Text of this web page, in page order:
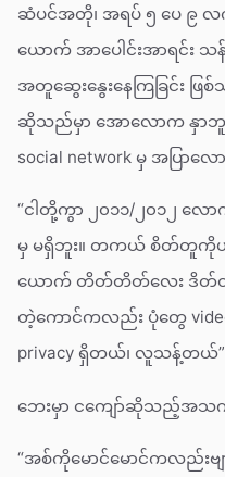
ဆံပင်အတို၊ အရပ် ၅ ပေ ၉
ယောက် အာပေါင်းအာရင်း
အတူဆွေးနွေးနေကြခြင်း ဖ
ဆိုသည်မှာ အောလောက နှာဘူး
social network မှ အပြာ
“ငါတို့ကွာ ၂၀၁၁/၂၀၁၂ လ
မှ မရှိဘူး။ တကယ် စိတ်တူကို
ယောက် တိတ်တိတ်လေး ဒိတ်တယ်
တဲ့ကောင်ကလည်း ပုံတွေ
privacy ရှိတယ်၊ လူသန့်တယ်”
ဘေးမှာ ငကျော်ဆိုသည့်အသက်
“အစ်ကိုမောင်မောင်ကလည်းဗ